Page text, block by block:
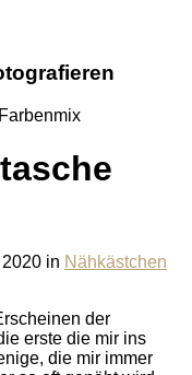
in Nähkästchen
der
erste die mir ins
die mir immer